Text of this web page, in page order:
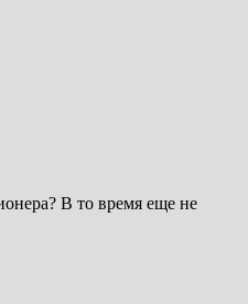
В то время еще не